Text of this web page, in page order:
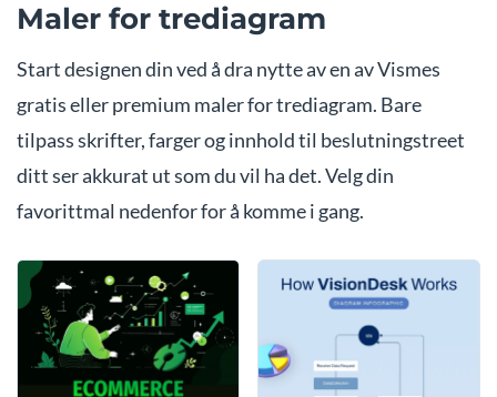
Maler for trediagram
Start designen din ved å dra nytte av en av Vismes
gratis eller premium maler for trediagram. Bare
tilpass skrifter, farger og innhold til beslutningstreet
ditt ser akkurat ut som du vil ha det. Velg din
favorittmal nedenfor for å komme i gang.